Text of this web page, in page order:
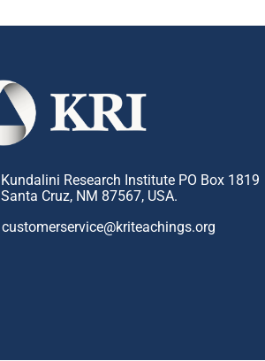
Kundalini Research Institute PO Box 1819
Santa Cruz, NM 87567, USA.
customerservice@kriteachings.org